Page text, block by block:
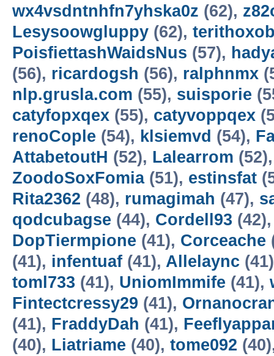
wx4vsdntnhfn7yhska0z (62),
Lesysoowgluppy (62),
PoisfiettashWaidsNus (57),
(56), ricardogsh (56), ralphnmx
nlp.grusla.com (55), suisporie
catyfopxqex (55), catyvoppqex
renoCople (54), klsiemvd (54),
AttabetoutH (52), Lalearrom
ZoodoSoxFomia(51), estinsfat
Rita2362 (48), rumagimah (47),
qodcubagse (44), Cordell93
DopTiermpione (41), Corceache
(41), infentuaf (41), Allelaync
toml733 (41), UniomImmife (41),
Fintectcressy29 (41),
(41), FraddyDah (41),
(40), Liatriame (40), tome092